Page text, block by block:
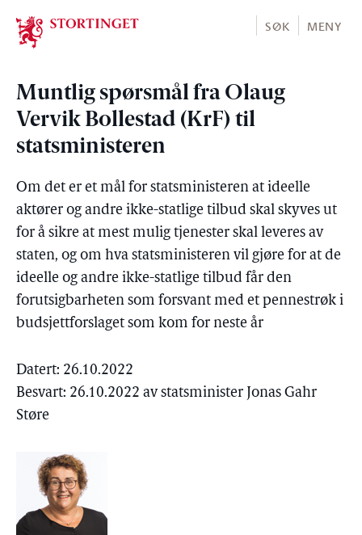
Stortinget.no
SØK MENY
Muntlig spørsmål fra Olaug
Vervik Bollestad (KrF) til
statsministeren
Om det er et mål for statsministeren at ideelle
aktører og andre ikke-statlige tilbud skal skyves ut
for å sikre at mest mulig tjenester skal leveres av
staten, og om hva statsministeren vil gjøre for at de
ideelle og andre ikke-statlige tilbud får den
forutsigbarheten som forsvant med et pennestrøk i
budsjettforslaget som kom for neste år
Datert: 26.10.2022
Besvart: 26.10.2022 av statsminister Jonas Gahr
Støre